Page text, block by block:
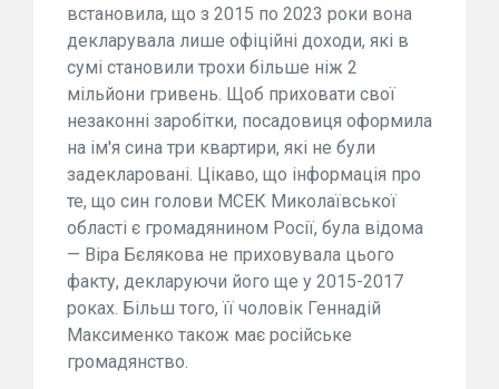
встановила, що з 2015 по 2023 роки вона
декларувала лише офіційні доходи, які в
сумі становили трохи більше ніж 2
мільйони гривень. Щоб приховати свої
незаконні заробітки, посадовиця оформила
на ім'я сина три квартири, які не були
задекларовані. Цікаво, що інформація про
те, що син голови МСЕК Миколаївської
області є громадянином Росії, була відома
— Віра Бєлякова не приховувала цього
факту, декларуючи його ще у 2015-2017
роках. Більш того, її чоловік Геннадій
Максименко також має російське
громадянство.